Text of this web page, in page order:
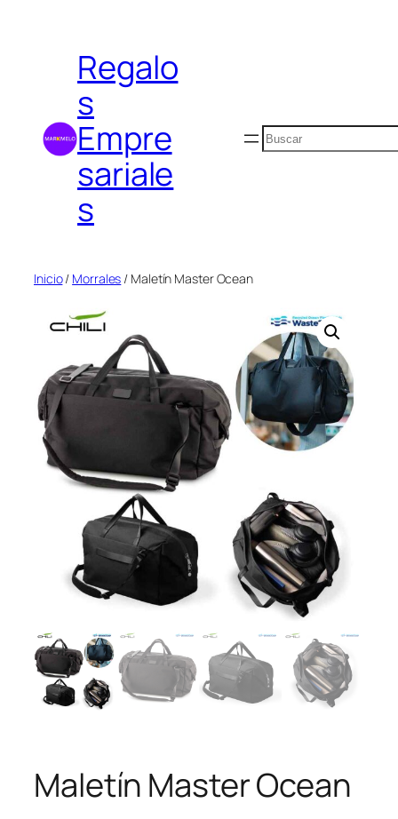
contenidoRegalo
s
Empre
sariale
s
Buscar
Inicio/ Morrales / Maletín Master Ocean
Maletín Master Ocean